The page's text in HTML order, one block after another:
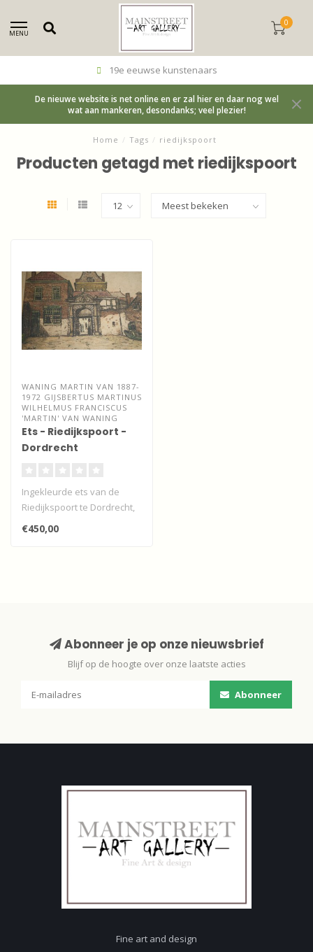
MENU
0
19e eeuwse kunstenaars
De nieuwe website is net online en er zal hier en daar nog wel
wat aan mankeren, desondanks; veel plezier!
Home / Tags / riedijkspoort
Producten getagd met riedijkspoort
WANING MARTIN VAN 1887-
1972 GIJSBERTUS MARTINUS
WILHELMUS FRANCISCUS
'MARTIN' VAN WANING
Ets - Riedijkspoort -
Dordrecht
Ingekleurde ets van de
Riedijkspoort te Dordrecht,
stadszijde, gespiegeld
afgedr..
€450,00
Abonneer je op onze nieuwsbrief
Blijf op de hoogte over onze laatste acties
Abonneer
Fine art and design